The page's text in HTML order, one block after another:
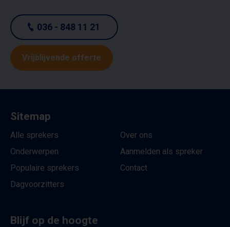
036 - 848 11 21
Vrijblijvende offerte
Sitemap
Alle sprekers
Onderwerpen
Populaire sprekers
Dagvoorzitters
Over ons
Aanmelden als spreker
Contact
Blijf op de hoogte